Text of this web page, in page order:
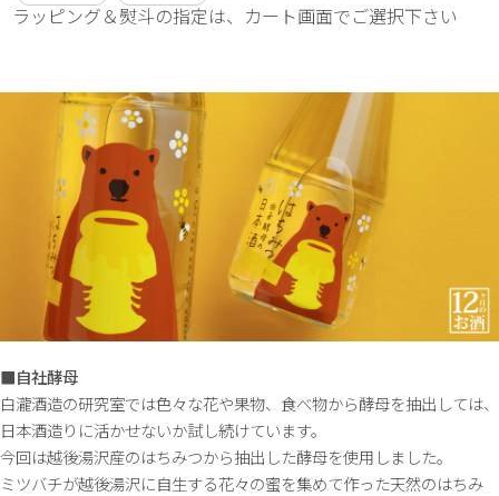
ラッピング＆熨斗の指定は、カート画面でご選択下さい
■自社酵母
白瀧酒造の研究室では色々な花や果物、食べ物から酵母を抽出しては、
日本酒造りに活かせないか試し続けています。
今回は越後湯沢産のはちみつから抽出した酵母を使用しました。
ミツバチが越後湯沢に自生する花々の蜜を集めて作った天然のはちみ